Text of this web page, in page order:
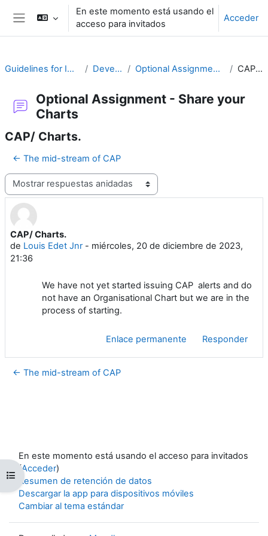
Salta al contenido principal
Panel lateral
En este momento está usando el
acceso para invitados
Acceder
Abrir índice del curso
Guidelines for Implementing CAP Develop a Plan Optional Assignment - Share your Charts CAP/ Charts.
Optional Assignment - Share your
Charts
CAP/ Charts.
← The mid-stream of CAP
Mostrar modo
CAP/ Charts.
de Louis Edet Jnr- miércoles, 20 de diciembre de 2023,
21:36
Número de respuestas: 0
We have not yet started issuing CAP alerts and do
not have an Organisational Chart but we are in the
process of starting.
Enlace permanente Responder
← The mid-stream of CAP
En este momento está usando el acceso para invitados
(Acceder)
Resumen de retención de datos
Descargar la app para dispositivos móviles
Cambiar al tema estándar